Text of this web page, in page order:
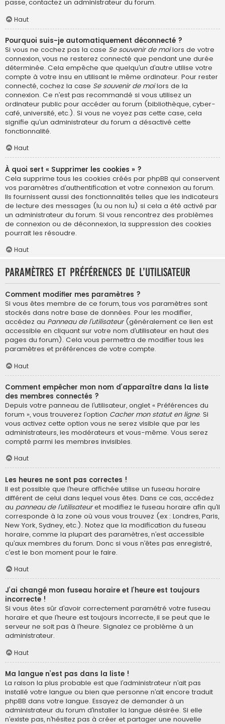
passe, contactez un administrateur du forum.
Haut
Pourquoi suis-je automatiquement déconnecté ?
Si vous ne cochez pas la case Se souvenir de moilors de votre
connexion, vous ne resterez connecté que pendant une durée
déterminée. Cela empêche que quelqu’un d’autre utilise votre
compte à votre insu en utilisant le même ordinateur. Pour rester
connecté, cochez la case Se souvenir de moilors de la
connexion. Ce n’est pas recommandé si vous utilisez un
ordinateur public pour accéder au forum (bibliothèque, cyber-
café, université, etc.). Si vous ne voyez pas cette case, cela
signifie qu’un administrateur du forum a désactivé cette
fonctionnalité.
Haut
À quoi sert « Supprimer les cookies » ?
Cela supprime tous les cookies créés par phpBB qui conservent
vos paramètres d’authentification et votre connexion au forum.
Ils fournissent aussi des fonctionnalités telles que les indicateurs
de lecture des messages (lu ou non lu) si cela a été activé par
un administrateur du forum. Si vous rencontrez des problèmes
de connexion ou de déconnexion, la suppression des cookies
pourrait les résoudre.
Haut
Paramètres et préférences de l’utilisateur
Comment modifier mes paramètres ?
Si vous êtes membre de ce forum, tous vos paramètres sont
stockés dans notre base de données. Pour les modifier,
accédez au Panneau de l’utilisateur(généralement ce lien est
accessible en cliquant sur votre nom d’utilisateur en haut des
pages du forum). Cela vous permettra de modifier tous les
paramètres et préférences de votre compte.
Haut
Comment empêcher mon nom d’apparaître dans la liste
des membres connectés ?
Depuis votre panneau de l’utilisateur, onglet « Préférences du
forum », vous trouverez l’option Cacher mon statut en ligne. Si
vous activez cette option vous ne serez visible que par les
administrateurs, les modérateurs et vous-même. Vous serez
compté parmi les membres invisibles.
Haut
Les heures ne sont pas correctes !
Il est possible que l’heure affichée utilise un fuseau horaire
différent de celui dans lequel vous êtes. Dans ce cas, accédez
au panneau de l’utilisateuret modifiez le fuseau horaire afin qu’il
corresponde à la zone où vous vous trouvez (ex : Londres, Paris,
New York, Sydney, etc.). Notez que la modification du fuseau
horaire, comme la plupart des paramètres, n’est accessible
qu’aux membres du forum. Donc si vous n’êtes pas enregistré,
c’est le bon moment pour le faire.
Haut
J’ai changé mon fuseau horaire et l’heure est toujours
incorrecte !
Si vous êtes sûr d’avoir correctement paramétré votre fuseau
horaire et que l’heure est toujours incorrecte, il se peut que le
serveur ne soit pas à l’heure. Signalez ce problème à un
administrateur.
Haut
Ma langue n’est pas dans la liste !
La raison la plus probable est que l’administrateur n’ait pas
installé votre langue ou bien que personne n’ait encore traduit
phpBB dans votre langue. Essayez de demander à un
administrateur du forum d’installer la langue désirée. Si elle
n’existe pas, n’hésitez pas à créer et partager une nouvelle